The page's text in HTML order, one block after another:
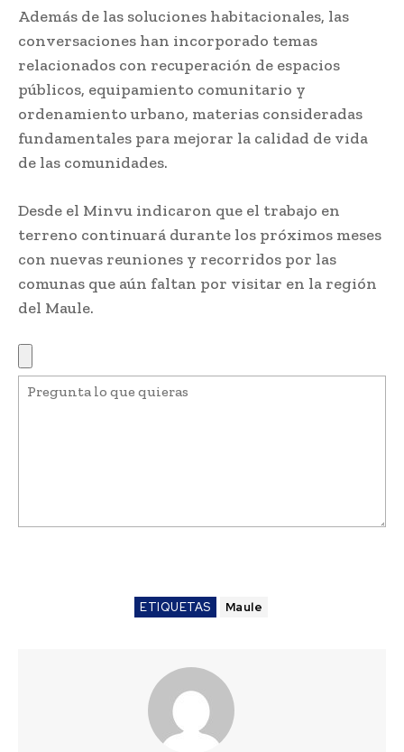
Además de las soluciones habitacionales, las
conversaciones han incorporado temas
relacionados con recuperación de espacios
públicos, equipamiento comunitario y
ordenamiento urbano, materias consideradas
fundamentales para mejorar la calidad de vida
de las comunidades.
Desde el Minvu indicaron que el trabajo en
terreno continuará durante los próximos meses
con nuevas reuniones y recorridos por las
comunas que aún faltan por visitar en la región
del Maule.
ETIQUETAS Maule